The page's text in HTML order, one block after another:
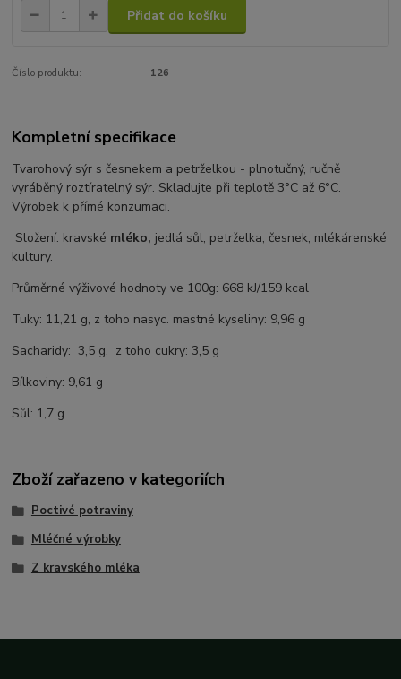
Přidat do košíku
Číslo produktu: 126
Kompletní specifikace
Tvarohový sýr s česnekem a petrželkou - plnotučný, ručně
vyráběný roztíratelný sýr. Skladujte při teplotě 3°C až 6°C.
Výrobek k přímé konzumaci.
Složení: kravské mléko, jedlá sůl, petrželka, česnek, mlékárenské
kultury.
Průměrné výživové hodnoty ve 100g: 668 kJ/159 kcal
Tuky: 11,21 g, z toho nasyc. mastné kyseliny: 9,96 g
Sacharidy: 3,5 g, z toho cukry: 3,5 g
Bílkoviny: 9,61 g
Sůl: 1,7 g
Zboží zařazeno v kategoriích
Poctivé potraviny
Mléčné výrobky
Z kravského mléka